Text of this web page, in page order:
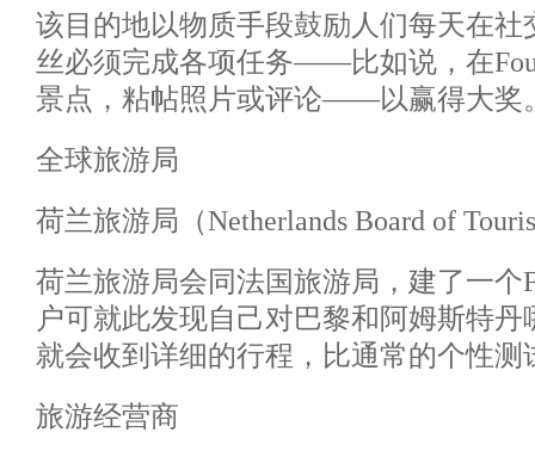
该目的地以物质手段鼓励人们每天在
丝必须完成各项任务——比如说，在
景点，粘帖照片或评论——以赢得大奖
全球旅游局
荷兰旅游局（Netherlands Board of
荷兰旅游局会同法国旅游局，建了一个
户可就此发现自己对巴黎和阿姆斯特
就会收到详细的行程，比通常的个性测
旅游经营商